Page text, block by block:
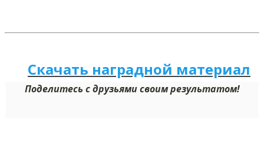
Скачать наградной материал
Поделитесь с друзьями своим результатом!